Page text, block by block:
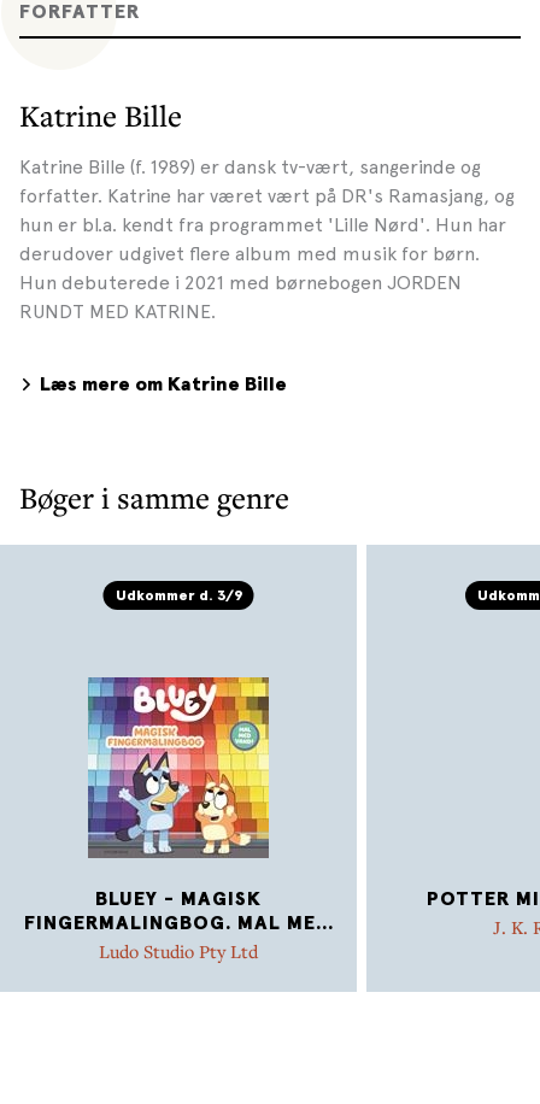
FORFATTER
Katrine Bille
Katrine Bille (f. 1989) er dansk tv-vært, sangerinde og
forfatter. Katrine har været vært på DR's Ramasjang, og
hun er bl.a. kendt fra programmet 'Lille Nørd'. Hun har
derudover udgivet flere album med musik for børn.
Hun debuterede i 2021 med børnebogen JORDEN
RUNDT MED KATRINE.
Læs mere om Katrine Bille
Bøger i samme genre
Udkommer d. 3/9
BLUEY - MAGISK
FINGERMALINGBOG. MAL ME...
Ludo Studio Pty Ltd
POTTER
J. K.